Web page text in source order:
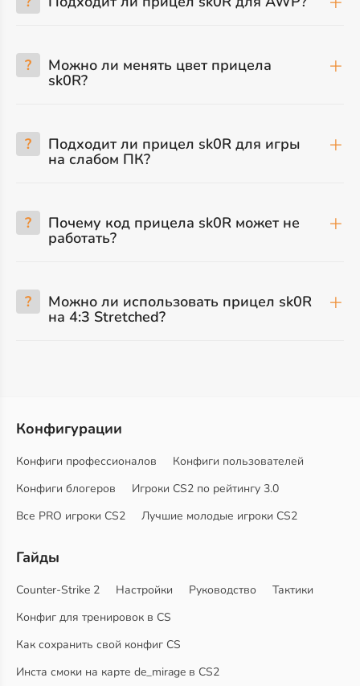
? Можно ли менять цвет прицела
sk0R?
? Подходит ли прицел sk0R для игры
на слабом ПК?
? Почему код прицела sk0R может не
работать?
? Можно ли использовать прицел sk0R
на 4:3 Stretched?
Конфигурации
Конфиги профессионалов
Конфиги пользователей
Конфиги блогеров
Игроки CS2 по рейтингу 3.0
Все PRO игроки CS2
Лучшие молодые игроки CS2
Гайды
Counter-Strike 2 Настройки Руководство
Тактики
Конфиг для тренировок в CS
Как сохранить свой конфиг CS
Инста смоки на карте de_mirage в CS2